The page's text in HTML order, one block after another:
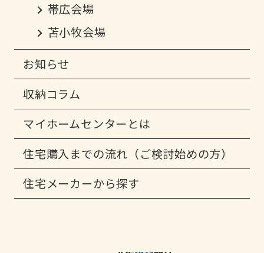
帯広会場
苫小牧会場
お知らせ
収納コラム
マイホームセンターとは
住宅購入までの流れ（ご検討始めの方）
住宅メーカーから探す